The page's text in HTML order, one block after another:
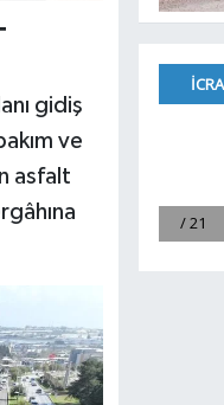
gidiş
ve
asfalt